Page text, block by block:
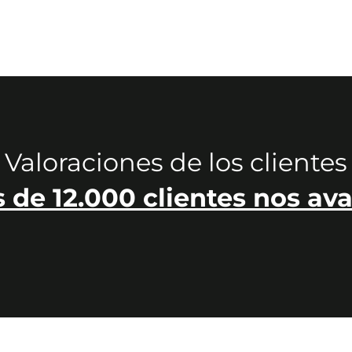
Valoraciones de los clientes
de 12.000 clientes nos